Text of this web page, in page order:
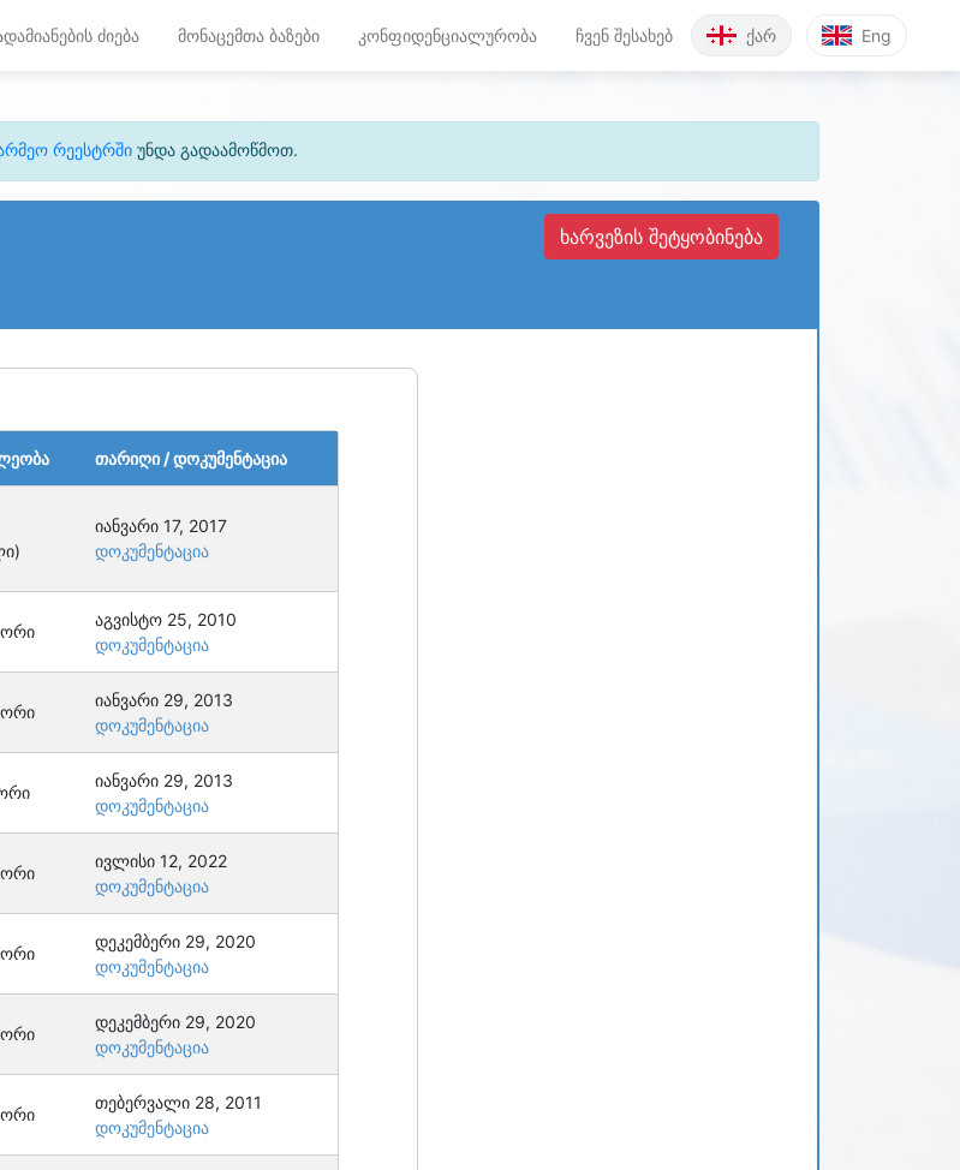
ძიება მონაცემთა ბაზები კონფიდენციალურობა ჩვენ შესახებ ქარ Eng
რეესტრში უნდა გადაამოწმოთ.
ხარვეზის შეტყობინება
თარიღი / დოკუმენტაცია
იანვარი 17, 2017
დოკუმენტაცია
აგვისტო 25, 2010
დოკუმენტაცია
იანვარი 29, 2013
დოკუმენტაცია
იანვარი 29, 2013
დოკუმენტაცია
ივლისი 12, 2022
დოკუმენტაცია
დეკემბერი 29, 2020
დოკუმენტაცია
დეკემბერი 29, 2020
დოკუმენტაცია
თებერვალი 28, 2011
დოკუმენტაცია